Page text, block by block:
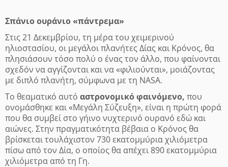
Σπάνιο ουράνιο «πάντρεμα»
Στις 21 Δεκεμβρίου, τη μέρα του χειμερινού
ηλιοστασίου, οι μεγάλοι πλανήτες Δίας και Κρόνος, θα
πλησιάσουν τόσο πολύ ο ένας τον άλλο, που φαίνονται
σχεδόν να αγγίζονται και να «φιλιούνται», μοιάζοντας
με διπλό πλανήτη, σύμφωνα με τη NASA.
Το θεαματικό αυτό αστρονομικό φαινόμενο, που
ονομάσθηκε και «Μεγάλη Σύζευξη», είναι η πρώτη φορά
που θα συμβεί στο γήινο νυχτερινό ουρανό εδώ και
αιώνες. Στην πραγματικότητα βέβαια ο Κρόνος θα
βρίσκεται τουλάχιστον 730 εκατομμύρια χιλιόμετρα
πίσω από τον Δία, ο οποίος θα απέχει 890 εκατομμύρια
χιλιόμετρα από τη Γη.